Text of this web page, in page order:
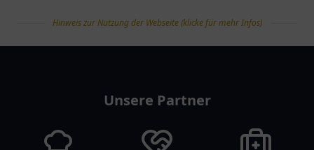
Hinweis zur Nutzung der Webseite (klicke für mehr Infos)
Unsere Partner